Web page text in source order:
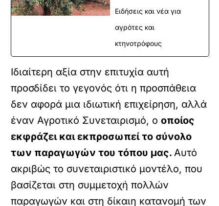
Ειδήσεις και νέα για
αγρότες και
κτηνοτρόφους
Ιδιαίτερη αξία στην επιτυχία αυτή
προσδίδει το γεγονός ότι η προσπάθεια
δεν αφορά μια ιδιωτική επιχείρηση, αλλά
έναν Αγροτικό Συνεταιρισμό, οοποίος
εκφράζει και εκπροσωπεί το σύνολο
των παραγωγών του τόπου μας.Αυτό
ακριβώς το συνεταιριστικό μοντέλο, που
βασίζεται στη συμμετοχή πολλών
παραγωγών και στη δίκαιη κατανομή των